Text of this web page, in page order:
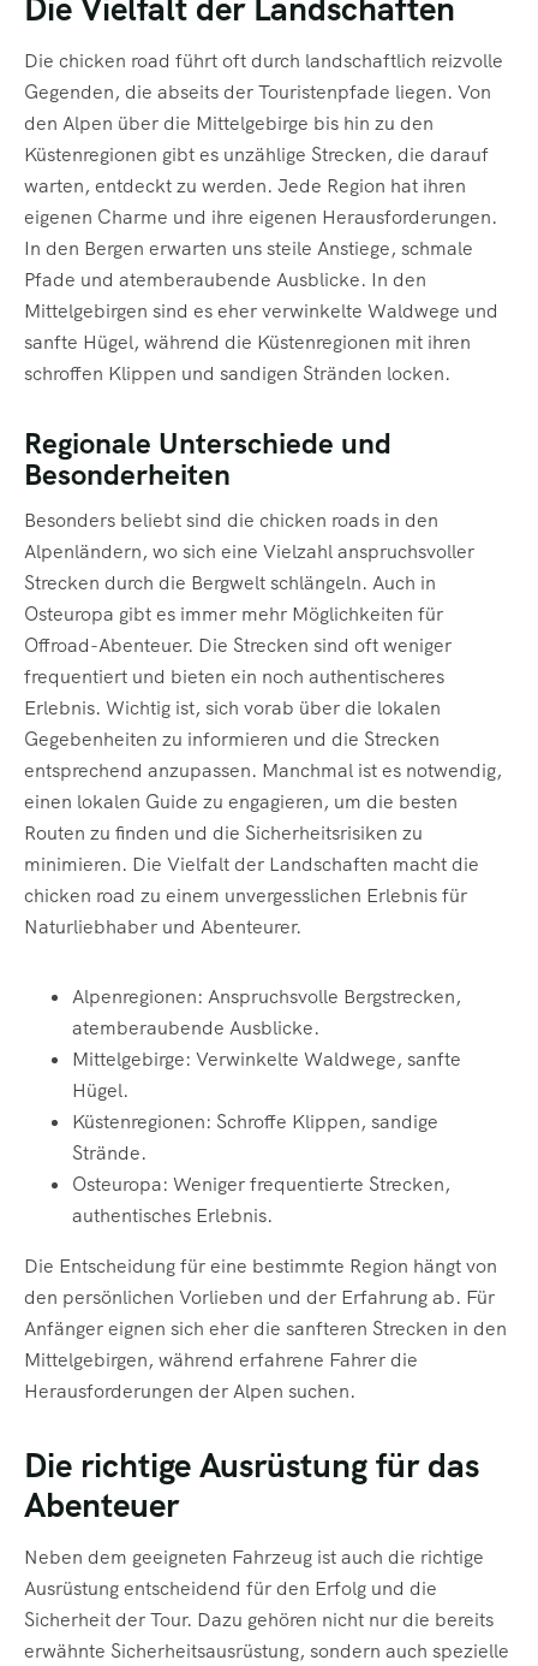
Die chicken road führt oft durch landschaftlich reizvolle
Gegenden, die abseits der Touristenpfade liegen. Von
den Alpen über die Mittelgebirge bis hin zu den
Küstenregionen gibt es unzählige Strecken, die darauf
warten, entdeckt zu werden. Jede Region hat ihren
eigenen Charme und ihre eigenen Herausforderungen.
In den Bergen erwarten uns steile Anstiege, schmale
Pfade und atemberaubende Ausblicke. In den
Mittelgebirgen sind es eher verwinkelte Waldwege und
sanfte Hügel, während die Küstenregionen mit ihren
schroffen Klippen und sandigen Stränden locken.
Regionale Unterschiede und
Besonderheiten
Besonders beliebt sind die chicken roads in den
Alpenländern, wo sich eine Vielzahl anspruchsvoller
Strecken durch die Bergwelt schlängeln. Auch in
Osteuropa gibt es immer mehr Möglichkeiten für
Offroad-Abenteuer. Die Strecken sind oft weniger
frequentiert und bieten ein noch authentischeres
Erlebnis. Wichtig ist, sich vorab über die lokalen
Gegebenheiten zu informieren und die Strecken
entsprechend anzupassen. Manchmal ist es notwendig,
einen lokalen Guide zu engagieren, um die besten
Routen zu finden und die Sicherheitsrisiken zu
minimieren. Die Vielfalt der Landschaften macht die
chicken road zu einem unvergesslichen Erlebnis für
Naturliebhaber und Abenteurer.
Alpenregionen: Anspruchsvolle Bergstrecken,
atemberaubende Ausblicke.
Mittelgebirge: Verwinkelte Waldwege, sanfte
Hügel.
Küstenregionen: Schroffe Klippen, sandige
Strände.
Osteuropa: Weniger frequentierte Strecken,
authentisches Erlebnis.
Die Entscheidung für eine bestimmte Region hängt von
den persönlichen Vorlieben und der Erfahrung ab. Für
Anfänger eignen sich eher die sanfteren Strecken in den
Mittelgebirgen, während erfahrene Fahrer die
Herausforderungen der Alpen suchen.
Die richtige Ausrüstung für das
Abenteuer
Neben dem geeigneten Fahrzeug ist auch die richtige
Ausrüstung entscheidend für den Erfolg und die
Sicherheit der Tour. Dazu gehören nicht nur die bereits
erwähnte Sicherheitsausrüstung, sondern auch spezielle